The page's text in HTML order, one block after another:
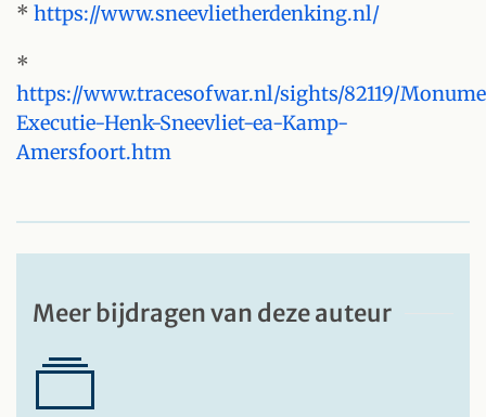
* https://www.sneevlietherdenking.nl/
*
https://www.tracesofwar.nl/sights/82119/
Executie-Henk-Sneevliet-ea-Kamp-
Amersfoort.htm
Meer bijdragen van deze auteur